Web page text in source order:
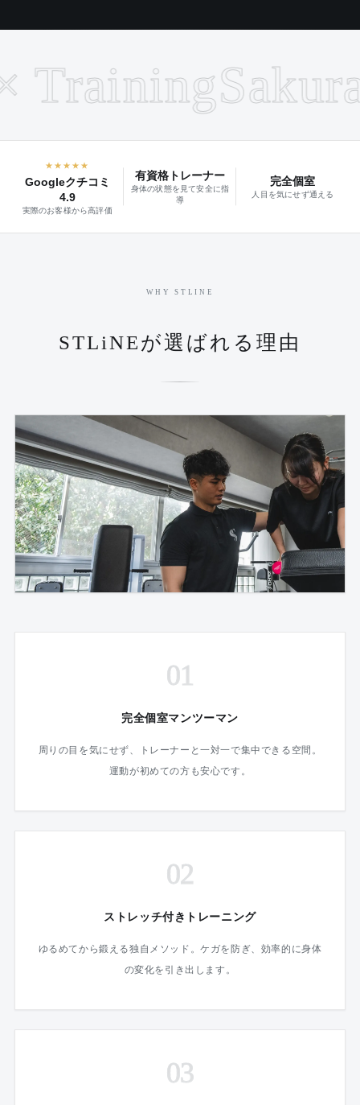
★★★★★
Googleクチコミ
4.9
実際のお客様から高評価
有資格トレーナー
身体の状態を見て安全に指
導
完全個室
人目を気にせず通える
WHY STLINE
STLiNEが選ばれる理由
01
完全個室マンツーマン
周りの目を気にせず、トレーナーと一対一で集中できる空間。
運動が初めての方も安心です。
02
ストレッチ付きトレーニング
ゆるめてから鍛える独自メソッド。ケガを防ぎ、効率的に身体
の変化を引き出します。
03